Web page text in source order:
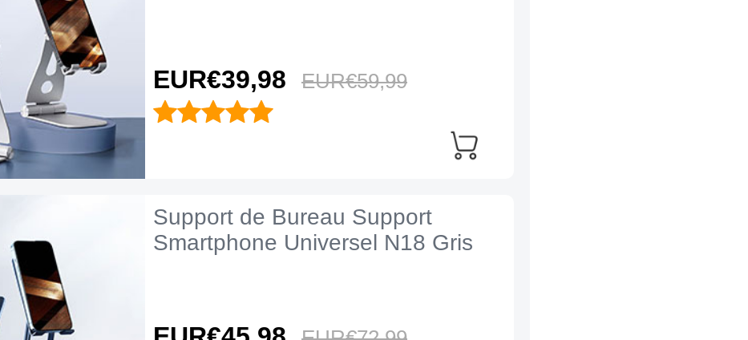
EUR€39,98 EUR€59,99
Support de Bureau Support
Smartphone Universel N18 Gris